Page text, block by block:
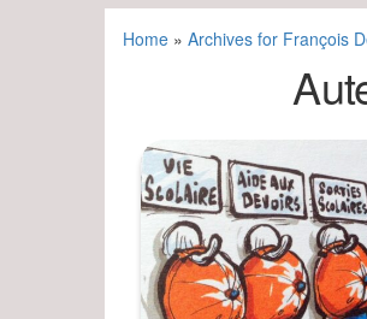
Home » Archives for François